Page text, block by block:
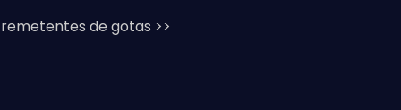
de gotas >>